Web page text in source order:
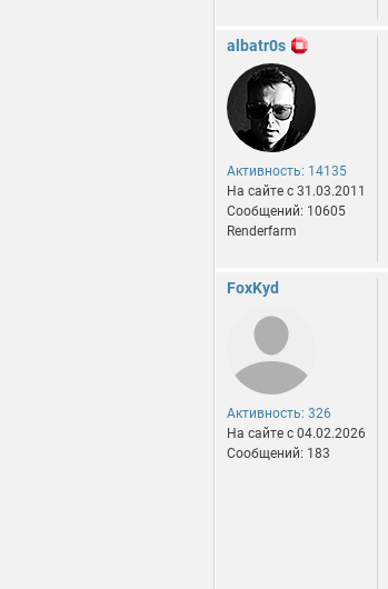
albatr0s
Активность: 14135
На сайте c 31.03.2011
Сообщений: 10605
Renderfarm
FoxKyd
Активность: 326
На сайте c 04.02.2026
Сообщений: 183